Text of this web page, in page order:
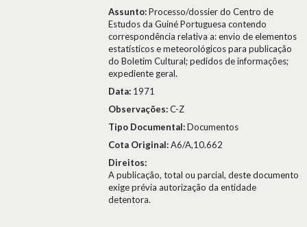
Assunto:Processo/dossier do Centro de
Estudos da Guiné Portuguesa contendo
correspondência relativa a: envio de elementos
estatísticos e meteorológicos para publicação
do Boletim Cultural; pedidos de informações;
expediente geral.
Data: 1971
Observações:C-Z
Tipo Documental:Documentos
Cota Original:A6/A,10.662
Direitos:
A publicação, total ou parcial, deste documento
exige prévia autorização da entidade
detentora.